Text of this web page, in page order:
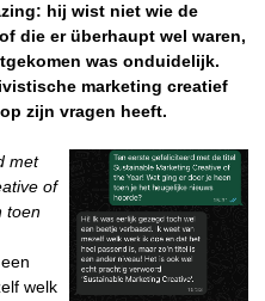
hij wist niet wie de
die er überhaupt wel waren,
was onduidelijk.
marketing creatief
zijn vragen heeft.
met
of
toen
welk